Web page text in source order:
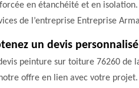
en étanchéité et en
de l’entreprise Entreprise
un devis
peinture sur toiture 76260 de
offre en lien avec votre